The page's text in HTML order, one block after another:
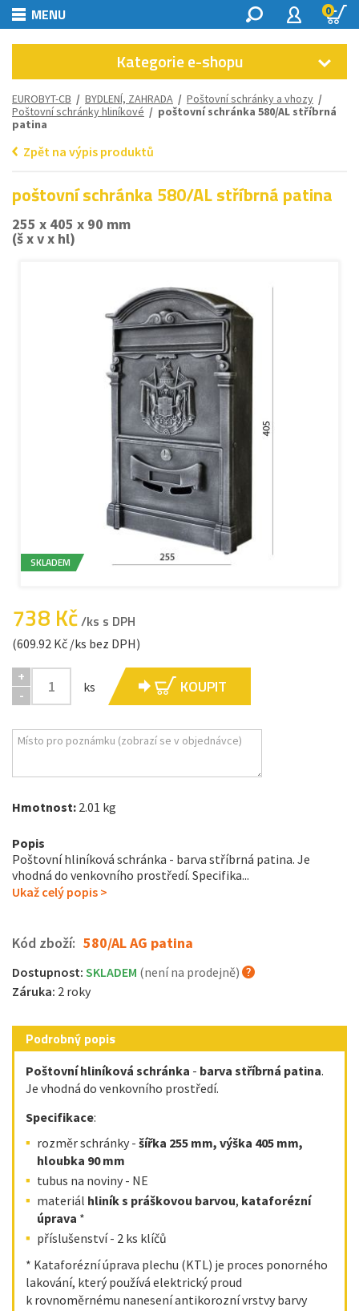
MENU 0
Kategorie e-shopu
EUROBYT-CB / BYDLENÍ, ZAHRADA / Poštovní schránky a vhozy /
Poštovní schránky hliníkové / poštovní schránka 580/AL stříbrná
patina
Zpět na výpis produktů
poštovní schránka 580/AL stříbrná patina
255 x 405 x 90 mm
(š x v x hl)
SKLADEM
738 Kč/ks s DPH
(609.92 Kč /ks bez DPH)
+
-
ks KOUPIT
Hmotnost: 2.01 kg
Popis
Poštovní hliníková schránka - barva stříbrná patina. Je
vhodná do venkovního prostředí. Specifika...
Ukaž celý popis >
Kód zboží: 580/AL AG patina
Dostupnost: SKLADEM (není na prodejně)
Záruka: 2 roky
Podrobný popis
Poštovní hliníková schránka - barva stříbrná patina.
Je vhodná do venkovního prostředí.
Specifikace:
rozměr schránky - šířka 255 mm, výška 405 mm,
hloubka 90 mm
tubus na noviny - NE
materiál hliník s práškovou barvou, kataforézní
úprava *
příslušenství - 2 ks klíčů
* Kataforézní úprava plechu (KTL) je proces ponorného
lakování, který používá elektrický proud
k rovnoměrnému nanesení antikorozní vrstvy barvy